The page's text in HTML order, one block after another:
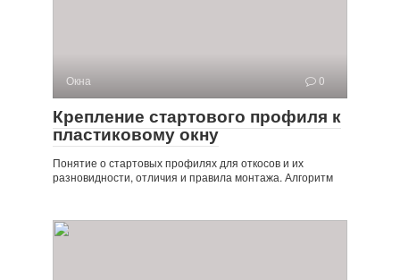
Окна 0
Крепление стартового профиля к
пластиковому окну
Понятие о стартовых профилях для откосов и их
разновидности, отличия и правила монтажа. Алгоритм